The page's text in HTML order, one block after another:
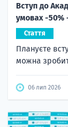
Вступ до
умовах -50%
Стаття
Плануєте
можна
06 лип 2026